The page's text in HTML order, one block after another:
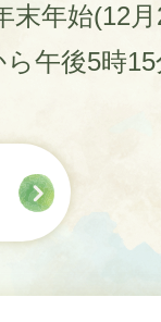
末年始(12
午後5時